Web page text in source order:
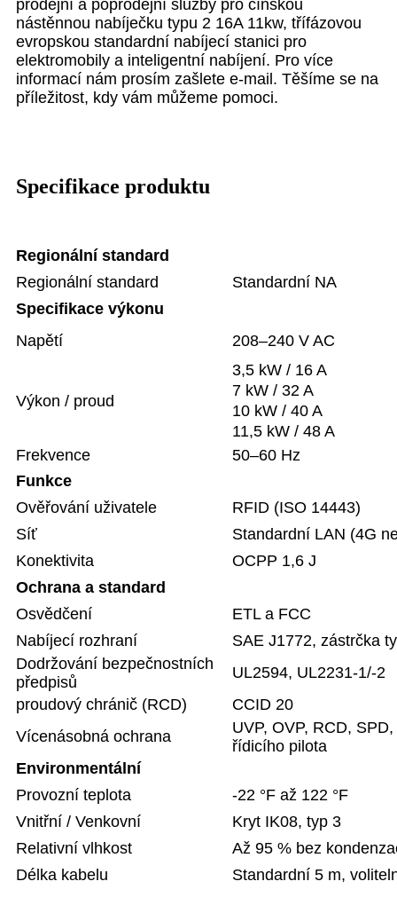
prodejní a poprodejní služby pro čínskou
nástěnnou nabíječku typu 2 16A 11kw, třífázovou
evropskou standardní nabíjecí stanici pro
elektromobily a inteligentní nabíjení. Pro více
informací nám prosím zašlete e-mail. Těšíme se na
příležitost, kdy vám můžeme pomoci.
Specifikace produktu
Regionální standard
Regionální standard
Standardní NA
Specifikace výkonu
Napětí
208–240 V AC
Výkon / proud
3,5 kW / 16 A
7 kW / 32 A
10 kW / 40 A
11,5 kW / 48 A
Frekvence
50–60 Hz
Funkce
Ověřování uživatele
RFID (ISO 14443)
Síť
Standardní LAN (4G
Konektivita
OCPP 1,6 J
Ochrana a standard
Osvědčení
ETL a FCC
Nabíjecí rozhraní
SAE J1772, zástrčka
Dodržování bezpečnostních
předpisů
UL2594, UL2231-1/-2
proudový chránič (RCD)
CCID 20
Vícenásobná ochrana
UVP, OVP, RCD,
řídicího pilota
Environmentální
Provozní teplota
-22 °F až 122 °F
Vnitřní / Venkovní
Kryt IK08, typ 3
Relativní vlhkost
Až 95 % bez
Délka kabelu
Standardní 5 m,